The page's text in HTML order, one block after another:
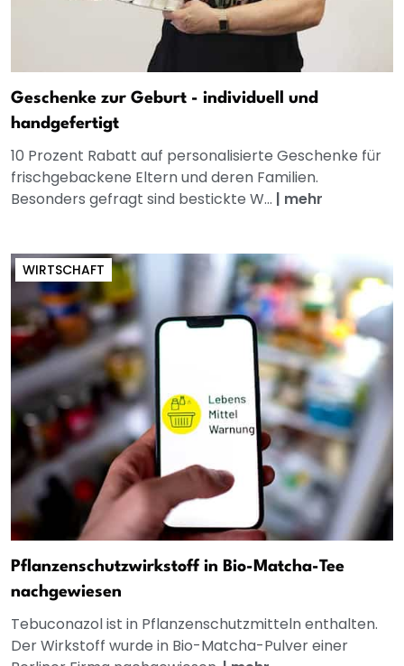
Geschenke zur Geburt - individuell und
handgefertigt
10 Prozent Rabatt auf personalisierte Geschenke für
frischgebackene Eltern und deren Familien.
Besonders gefragt sind bestickte W... | mehr
WIRTSCHAFT
Pflanzenschutzwirkstoff in Bio-Matcha-Tee
nachgewiesen
Tebuconazol ist in Pflanzenschutzmitteln enthalten.
Der Wirkstoff wurde in Bio-Matcha-Pulver einer